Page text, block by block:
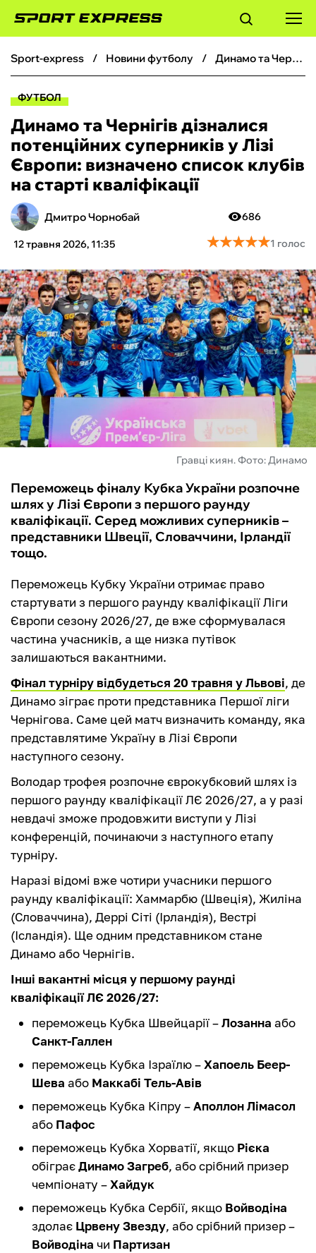
ФУТБОЛ
БОКС
ХОКЕЙ
ТЕНІС
КІБЕРСПОРТ
ЧС-2026
ФУТЗАЛ
ІНШІ
БУКМЕКЕРИ
sport-express новини футболу Динамо та Чернігів дізналися потенційних суперників у Лізі Європи: визначено список клубів на старті кваліфікації
ФУТБОЛ
Динамо та Чернігів дізналися
потенційних суперників у Лізі
Європи: визначено список клубів
на старті кваліфікації
Дмитро Чорнобай
12 травня 2026, 11:35
686
★★★★★
★★★★★1 голос
Гравці киян. Фото: Динамо
Переможець фіналу Кубка України розпочне
шлях у Лізі Європи з першого раунду
кваліфікації. Серед можливих суперників –
представники Швеції, Словаччини, Ірландії
тощо.
Переможець Кубку України отримає право
стартувати з першого раунду кваліфікації Ліги
Європи сезону 2026/27, де вже сформувалася
частина учасників, а ще низка путівок
залишаються вакантними.
Фінал турніру відбудеться 20 травня у Львові, де
Динамо зіграє проти представника Першої ліги
Чернігова. Саме цей матч визначить команду, яка
представлятиме Україну в Лізі Європи
наступного сезону.
Володар трофея розпочне єврокубковий шлях із
першого раунду кваліфікації ЛЄ 2026/27, а у разі
невдачі зможе продовжити виступи у Лізі
конференцій, починаючи з наступного етапу
турніру.
Наразі відомі вже чотири учасники першого
раунду кваліфікації: Хаммарбю (Швеція), Жиліна
(Словаччина), Деррі Сіті (Ірландія), Вестрі
(Ісландія). Ще одним представником стане
Динамо або Чернігів.
Інші вакантні місця у першому раунді
кваліфікації ЛЄ 2026/27:
переможець Кубка Швейцарії –Лозанна або
Санкт-Галлен
переможець Кубка Ізраїлю –Хапоель Беер-
Шева або Маккабі Тель-Авів
переможець Кубка Кіпру –Аполлон Лімасол
або Пафос
переможець Кубка Хорватії, якщо Рієка
обіграєДинамо Загреб, або срібний призер
чемпіонату –Хайдук
переможець Кубка Сербії, якщо Войводіна
здолає Црвену Звезду, або срібний призер –
Войводіна чи Партизан